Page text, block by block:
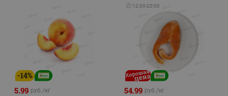
-14%
5.99 руб./кг
🕘 12:00-20:00
54.99 руб./кг